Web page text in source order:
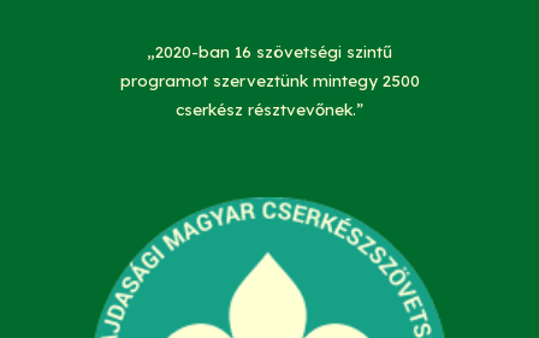
„2020-ban 16 szövetségi szintű
programot szerveztünk mintegy 2500
cserkész résztvevőnek.”